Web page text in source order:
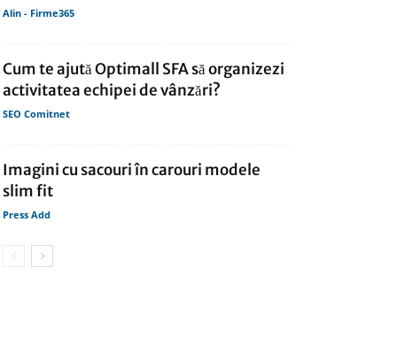
Alin - Firme365
Cum te ajută Optimall SFA să organizezi
activitatea echipei de vânzări?
SEO Comitnet
Imagini cu sacouri în carouri modele
slim fit
Press Add